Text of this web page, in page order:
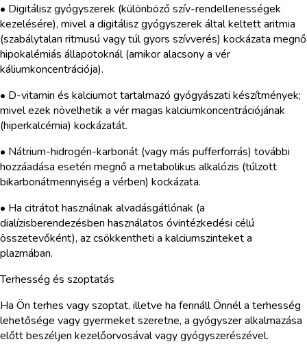
• Digitálisz gyógyszerek (különböző szív-rendellenességek
kezelésére), mivel a digitálisz gyógyszerek által keltett aritmia
(szabálytalan ritmusú vagy túl gyors szívverés) kockázata megnő
hipokalémiás állapotoknál (amikor alacsony a vér
káliumkoncentrációja).
• D-vitamin és kalciumot tartalmazó gyógyászati készítmények;
mivel ezek növelhetik a vér magas kalciumkoncentrációjának
(hiperkalcémia) kockázatát.
• Nátrium-hidrogén-karbonát (vagy más pufferforrás) további
hozzáadása esetén megnő a metabolikus alkalózis (túlzott
bikarbonátmennyiség a vérben) kockázata.
• Ha citrátot használnak alvadásgátlónak (a
dialízisberendezésben használatos óvintézkedési célú
összetevőként), az csökkentheti a kalciumszinteket a
plazmában.
Terhesség és szoptatás
Ha Ön terhes vagy szoptat, illetve ha fennáll Önnél a terhesség
lehetősége vagy gyermeket szeretne, a gyógyszer alkalmazása
előtt beszéljen kezelőorvosával vagy gyógyszerészével.